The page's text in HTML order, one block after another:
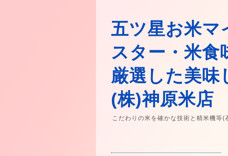
五ツ星お米マ
スター・米食
厳選した美味
(株)神原米店
こだわりの米を確かな技術と精米機等(